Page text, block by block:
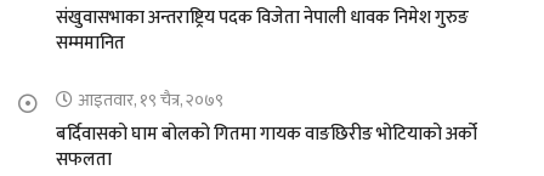
संखुवासभाका अन्तराष्ट्रिय पदक विजेता नेपाली धावक निमेश गुरुङ
सम्ममानित
आइतवार, १९ चैत्र, २०७९
बर्दिवासको घाम बोलको गितमा गायक वाङछिरीङ भोटियाको अर्को
सफलता